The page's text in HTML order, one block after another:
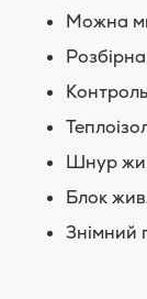
Можна
Шнур
Блок
Знімний